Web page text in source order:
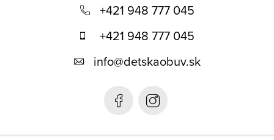
+421 948 777 045
+421 948 777 045
info@detskaobuv.sk